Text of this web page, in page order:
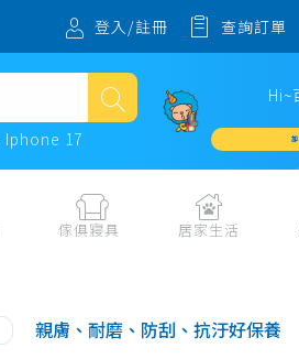
登入/註冊 查詢訂單
Iphone 17
Hi~
傢俱寢具
寢具
居家生活
餐廚
旅行
親膚、耐磨、防刮、抗汙好保養